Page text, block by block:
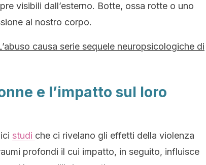
visibili dall’esterno. Botte, ossa rotte o uno
al nostro corpo.
causa serie sequele neuropsicologiche di
e l’impatto sul loro
studi che ci rivelano gli effetti della violenza
profondi il cui impatto, in seguito, influisce